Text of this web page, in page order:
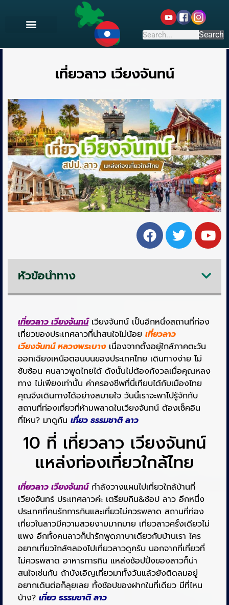
Search
เที่ยวลาว เวียงจันทน์
หัวข้อนำทาง
เที่ยวลาว เวียงจันทน์เวียงจันทน์ เป็นอีกหนึ่งสถานที่ท่อง
เที่ยวของประเทศลาวที่น่าสนใจไม่น้อย เที่ยวลาว
เวียงจันทน์ หลวงพระบางเนื่องจากตั้งอยู่ใกล้ภาคตะวัน
ออกเฉียงเหนือตอนบนของประเทศไทย เดินทางง่าย ไม่
ซับซ้อน คนลาวพูดไทยได้ ดังนั้นไม่ต้องกังวลเมื่อคุณหลง
ทาง ไม่เพียงเท่านั้น ค่าครองชีพที่นี่เทียบได้กับเมืองไทย
คุณจึงเดินทางได้อย่างสบายใจ วันนี้เราจะพาไปรู้จักกับ
สถานที่ท่องเที่ยวที่ห้ามพลาดในเวียงจันทน์ ต้องเช็คอิน
ที่ไหน? มาดูกัน เที่ยว ธรรมชาติ ลาว
10 ที่ เที่ยวลาว เวียงจันทน์
แหล่งท่องเที่ยวใกล้ไทย
เที่ยวลาว เวียงจันทน์กำลังวางแผนไปเที่ยวใกล้บ้านที่
เวียงจันทร์ ประเทศลาวค่ะ เตรียมกิน&ช้อป ลาว อีกหนึ่ง
ประเทศที่คนรักการกินและเที่ยวไม่ควรพลาด สถานที่ท่อง
เที่ยวในลาวมีความสวยงามมากมาย เที่ยวลาวครั้งเดียวไม่
แพง อีกทั้งคนลาวก็น่ารักพูดภาษาเดียวกับบ้านเรา ใคร
อยากเที่ยวใกล้ๆลองไปเที่ยวลาวดูครับ นอกจากที่เที่ยวที่
ไม่ควรพลาด อาหารการกิน แหล่งช้อปปิ้งของลาวก็น่า
สนใจเช่นกัน ถ้าบังเอิญเที่ยวมาทั้งวันแล้วยังติดลมอยู่
อยากเดินต่อก็ลุยเลย ทั้งช้อปของฝากในที่เดียว มีที่ไหน
บ้าง? เที่ยว ธรรมชาติ ลาว